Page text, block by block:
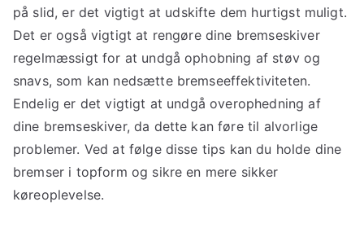
på slid, er det vigtigt at udskifte dem hurtigst muligt.
Det er også vigtigt at rengøre dine bremseskiver
regelmæssigt for at undgå ophobning af støv og
snavs, som kan nedsætte bremseeffektiviteten.
Endelig er det vigtigt at undgå overophedning af
dine bremseskiver, da dette kan føre til alvorlige
problemer. Ved at følge disse tips kan du holde dine
bremser i topform og sikre en mere sikker
køreoplevelse.